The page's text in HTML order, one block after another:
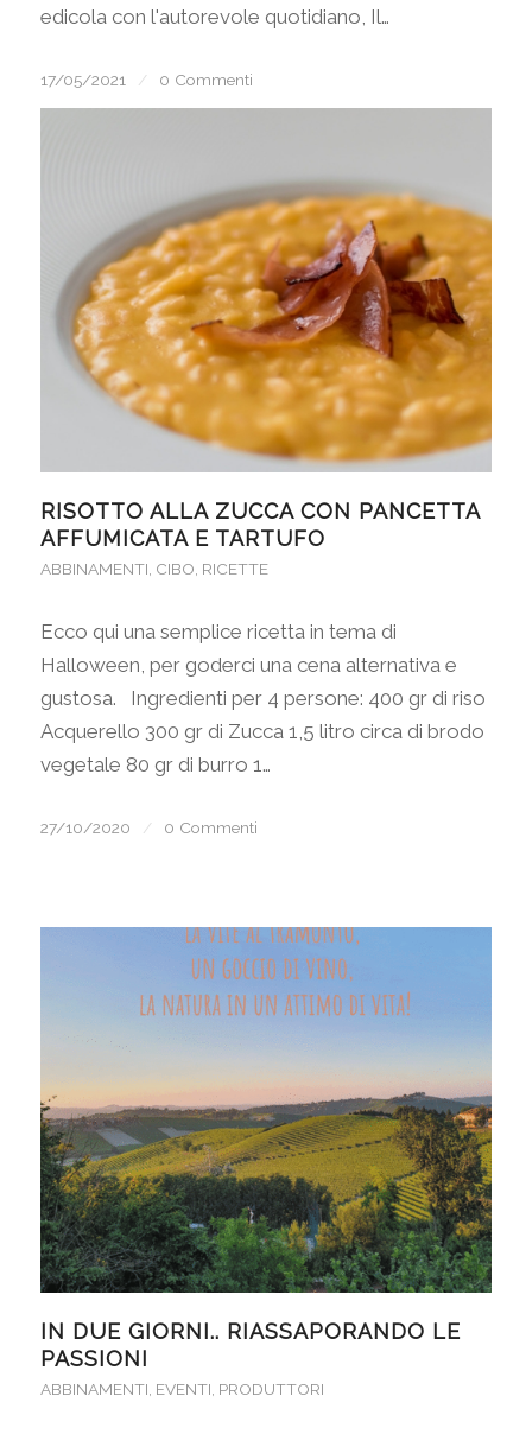
edicola con l'autorevole quotidiano, Il…
17/05/2021 / 0 Commenti
RISOTTO ALLA ZUCCA CON PANCETTA
AFFUMICATA E TARTUFO
ABBINAMENTI, CIBO, RICETTE
Ecco qui una semplice ricetta in tema di
Halloween, per goderci una cena alternativa e
gustosa. Ingredienti per 4 persone: 400 gr di riso
Acquerello 300 gr di Zucca 1,5 litro circa di brodo
vegetale 80 gr di burro 1…
27/10/2020 / 0 Commenti
IN DUE GIORNI.. RIASSAPORANDO LE
PASSIONI
ABBINAMENTI EVENTI PRODUTTORI